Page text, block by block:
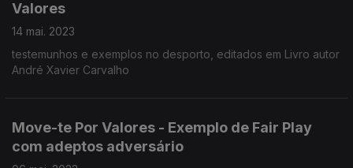
Valores
14 mai. 2023
testemunhos e exemplos no desporto, editados em Livro autor
André Xavier Carvalho
Move-te Por Valores - Exemplo de Fair Play
com adeptos adversário